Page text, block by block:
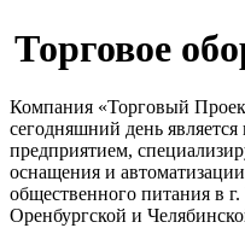
Торговое
Компания «Торговый
сегодняшний день
предприятием,
оснащения и
общественного питания в
Оренбургской и